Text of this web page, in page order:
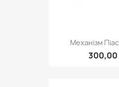
Механізм
300,00